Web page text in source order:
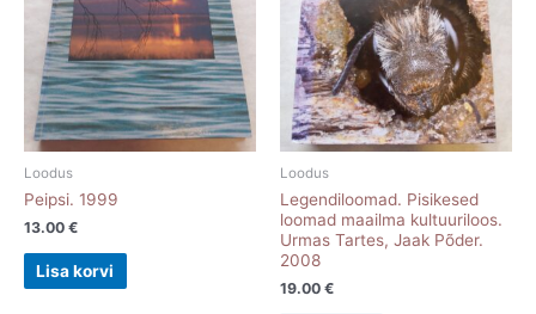
Loodus
Peipsi. 1999
13.00 €
Lisa korvi
Loodus
Legendiloomad. Pisikesed
loomad maailma kultuuriloos.
Urmas Tartes, Jaak Põder.
2008
19.00 €